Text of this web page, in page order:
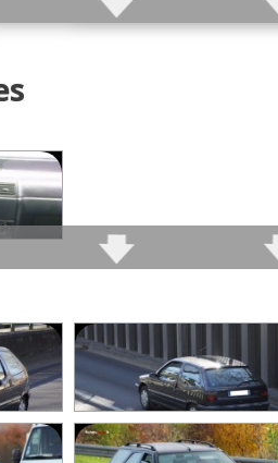
des chemins ou autre le
100)
dans les côtes
:Aucun pour l'instant (3
euros/an (Assureur : Direct